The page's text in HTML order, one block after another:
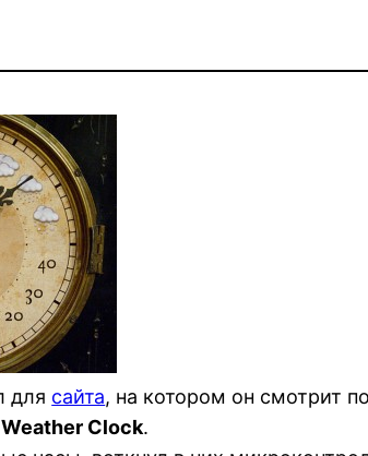
для сайта, на котором он смотрит
Clock.